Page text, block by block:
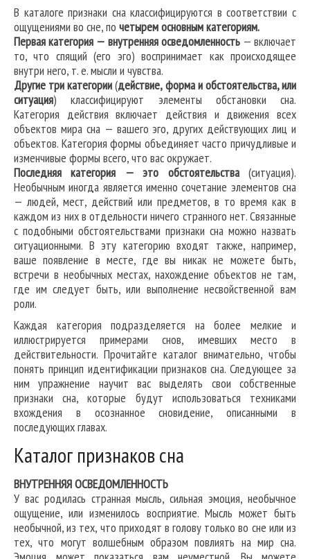
В каталоге признаки сна классифицируются в соответствии с
ощущениями во сне, по четырем основным категориям.
Первая категория — внутренняя осведомленность — включает
то, что спящий (его эго) воспринимает как происходящее
внутри него, т. е. мысли и чувства.
Другие три категории(действие, форма и обстоятельства, или
ситуация) классифицируют элементы обстановки сна.
Категория действия включает действия и движения всех
объектов мира сна — вашего эго, других действующих лиц и
объектов. Категория формы объединяет часто причудливые и
изменчивые формы всего, что вас окружает.
Последняя категория — это
обстоятельства(ситуация).
Необычным иногда является именно сочетание элементов сна
— людей, мест, действий или предметов, в то время как в
каждом из них в отдельности ничего странного нет. Связанные
с подобными обстоятельствами признаки сна можно назвать
ситуационными. В эту категорию входят также, например,
ваше появление в месте, где вы никак не можете быть,
встречи в необычных местах, нахождение объектов не там,
где им следует быть, или выполнение несвойственной вам
роли.
Каждая категория подразделяется на более мелкие и
иллюстрируется примерами снов, имевших место в
действительности. Прочитайте каталог внимательно, чтобы
понять принцип идентификации признаков сна. Следующее за
ним упражнение научит вас выделять свои собственные
признаки сна, которые будут использоваться техниками
вхождения в осознанное сновидение, описанными в
последующих главах.
Каталог признаков сна
ВНУТРЕННЯЯ ОСВЕДОМЛЕННОСТЬ
У вас родилась странная мысль, сильная эмоция, необычное
ощущение, или изменилось восприятие. Мысль может быть
необычной, из тех, что приходят в голову только во сне или из
тех, что могут волшебным образом повлиять на мир сна.